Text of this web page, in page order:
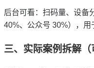
后台可看：扫码量、设备
40%、公众号 30%），用
三、实际案例拆解（